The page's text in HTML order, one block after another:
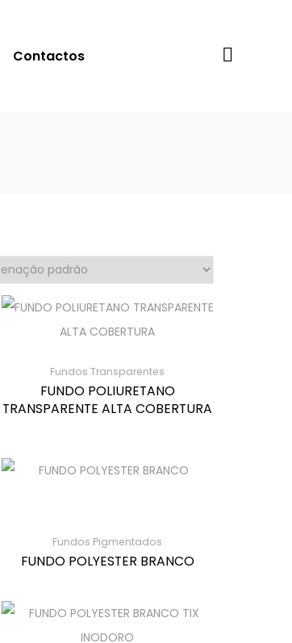
Contactos
Fundos Transparentes
FUNDO POLIURETANO
TRANSPARENTE ALTA COBERTURA
Fundos Pigmentados
FUNDO POLYESTER BRANCO